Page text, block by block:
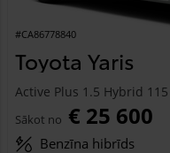
#CA86778840
Toyota Yaris
Active Plus 1.5 Hybrid
Sākot no € 25 600
Benzīna hibrīds